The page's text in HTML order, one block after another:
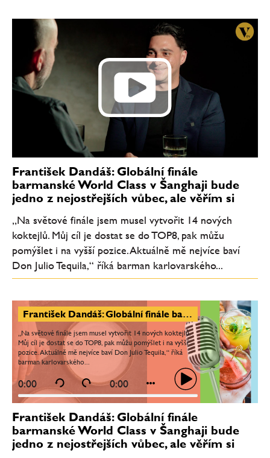
František Dandáš: Globální finále
barmanské World Class v Šanghaji bude
jedno z nejostřejších vůbec, ale věřím si
„Na světové finále jsem musel vytvořit 14 nových
koktejlů. Můj cíl je dostat se do TOP8, pak můžu
pomýšlet i na vyšší pozice. Aktuálně mě nejvíce baví
Don Julio Tequila,“ říká barman karlovarského...
František Dandáš: Globální finále barmanské World Class v Šanghaji bude jedno z nejostřejších vůbec, ale věřím si
„Na světové finále jsem musel vytvořit 14 nových koktejlů.
Můj cíl je dostat se do TOP8, pak můžu pomýšlet i na vyšší
pozice. Aktuálně mě nejvíce baví Don Julio Tequila,“ říká
barman karlovarského...
0:00 0:00
František Dandáš: Globální finále
barmanské World Class v Šanghaji bude
jedno z nejostřejších vůbec, ale věřím si